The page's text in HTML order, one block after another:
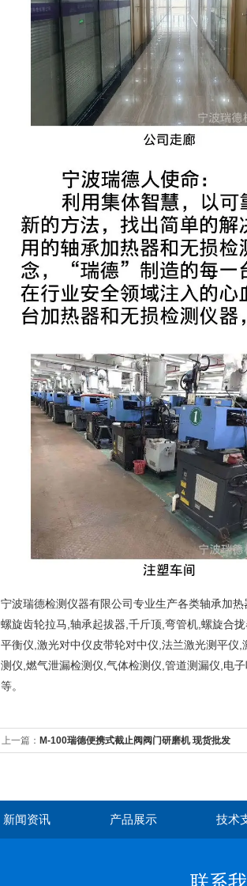
宁波瑞德检测仪器有限公司专业生产各类轴承加
螺旋齿轮拉马,轴承起拔器,千斤顶,弯管机,螺旋合
平衡仪,激光对中仪皮带轮对中仪,法兰激光测平仪
测仪,燃气泄漏检测仪,气体检测仪,管道测漏仪,电
等。
上一篇： M-100瑞德便携式截止阀阀门研磨机 现货批发
新闻资讯 产品展示 技术
联系